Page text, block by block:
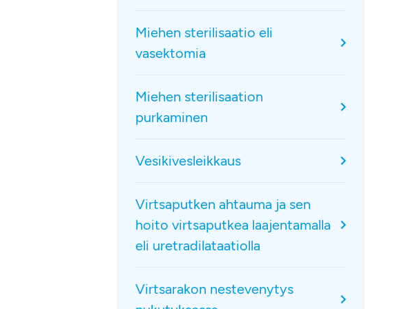
Miehen sterilisaatio eli
vasektomia
Miehen sterilisaation
purkaminen
Vesikivesleikkaus
Virtsaputken ahtauma ja sen
hoito virtsaputkea laajentamalla
eli uretradilataatiolla
Virtsarakon nestevenytys